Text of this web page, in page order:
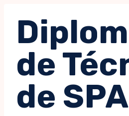
de
de SPA